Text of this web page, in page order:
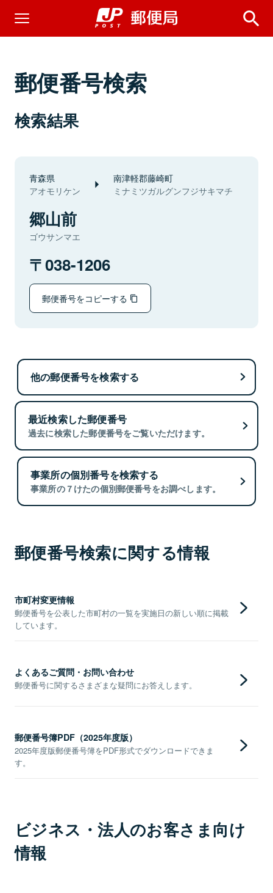
郵便番号検索
検索結果
青森県
アオモリケン
南津軽郡藤崎町
ミナミツガルグンフジサキマチ
郷山前
ゴウサンマエ
038-1206
郵便番号をコピーする
他の郵便番号を検索する
最近検索した郵便番号
過去に検索した郵便番号をご覧いただけます。
事業所の個別番号を検索する
事業所の７けたの個別郵便番号をお調べします。
郵便番号検索に関する情報
市町村変更情報
郵便番号を公表した市町村の一覧を実施日の新しい順に掲載
しています。
よくあるご質問・お問い合わせ
郵便番号に関するさまざまな疑問にお答えします。
郵便番号簿PDF（2025年度版）
2025年度版郵便番号簿をPDF形式でダウンロードできま
す。
ビジネス・法人のお客さま向け
情報